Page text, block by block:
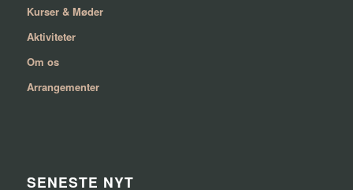
Kurser & Møder
Aktiviteter
Om os
Arrangementer
SENESTE NYT